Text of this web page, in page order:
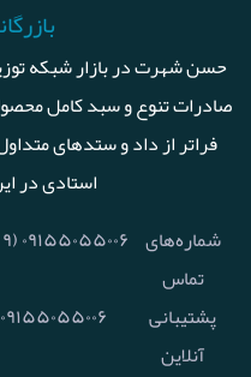
حسن شهرت در بازار شبکه
صادرات تنوع و سبد کامل
فراتر از داد و ستدهای
استادی در
شماره‌های
تماس
پشتیبانی
آنلاین